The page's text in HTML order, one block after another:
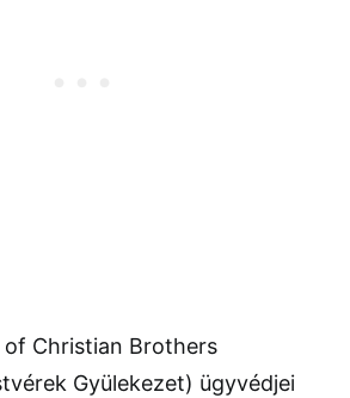
Christian Brothers
Gyülekezet) ügyvédjei